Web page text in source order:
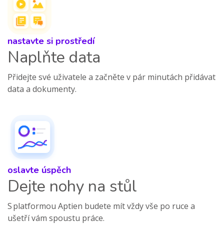
nastavte si prostředí
Naplňte data
Přidejte své uživatele a začněte v pár minutách přidávat
data a dokumenty.
oslavte úspěch
Dejte nohy na stůl
S platformou Aptien budete mít vždy vše po ruce a
ušetří vám spoustu práce.